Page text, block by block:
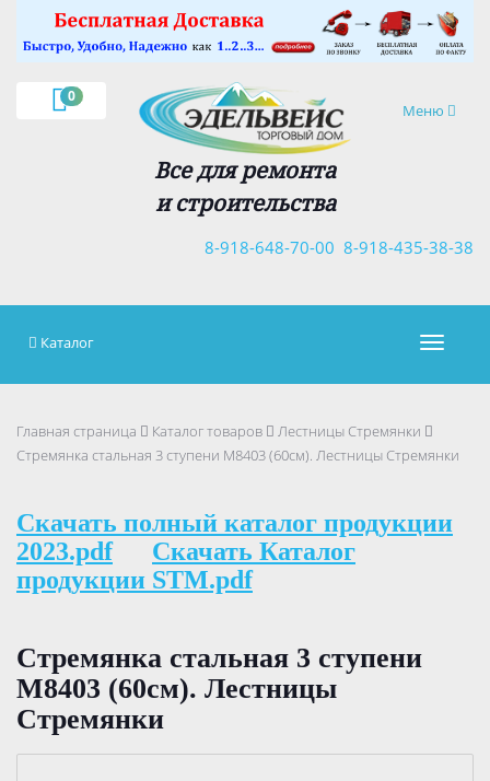
0
Навигация
Меню
Все для ремонта
и строительства
8-918-435-38-38
8-918-648-70-00
×
Каталог
Главная страница Каталог товаров
Лестницы Стремянки
Стремянка стальная 3 ступени М8403 (60см). Лестницы Стремянки
Скачать полный каталог продукции
2023.pdf
Скачать Каталог
продукции STM.pdf
Стремянка стальная 3 ступени
М8403 (60см). Лестницы
Стремянки